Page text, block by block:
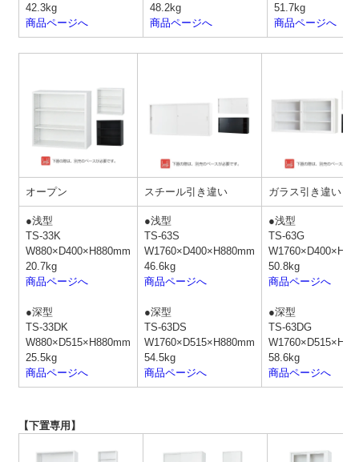
42.3kg
商品ページへ
48.2kg
商品ページへ
51.7kg
商品ページへ
オープン スチール引き違い ガラス引き違い
●浅型
TS-33K
W880×D400×H880mm
20.7kg
商品ページへ
●深型
TS-33DK
W880×D515×H880mm
25.5kg
商品ページへ
●浅型
TS-63S
W1760×D400×H880mm
46.6kg
商品ページへ
●深型
TS-63DS
W1760×D515×H880mm
54.5kg
商品ページへ
●浅型
TS-63G
50.8kg
商品ページへ
●深型
TS-63DG
58.6kg
商品ページへ
【下置専用】